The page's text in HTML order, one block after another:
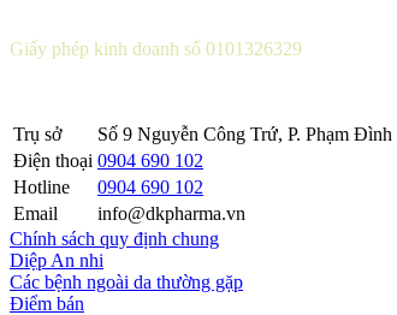
Giấy phép kinh doanh số 0101326329
Trụ sở
Số 9 Nguyễn Công Trứ, P. Phạm
Điện thoại 0904 690 102
Hotline
0904 690 102
Email
info@dkpharma.vn
Chính sách quy định chung
Diệp An nhi
Các bệnh ngoài da thường gặp
Điểm bán